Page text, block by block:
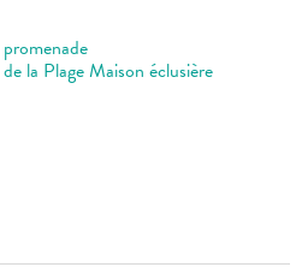
la Plage Maison éclusière